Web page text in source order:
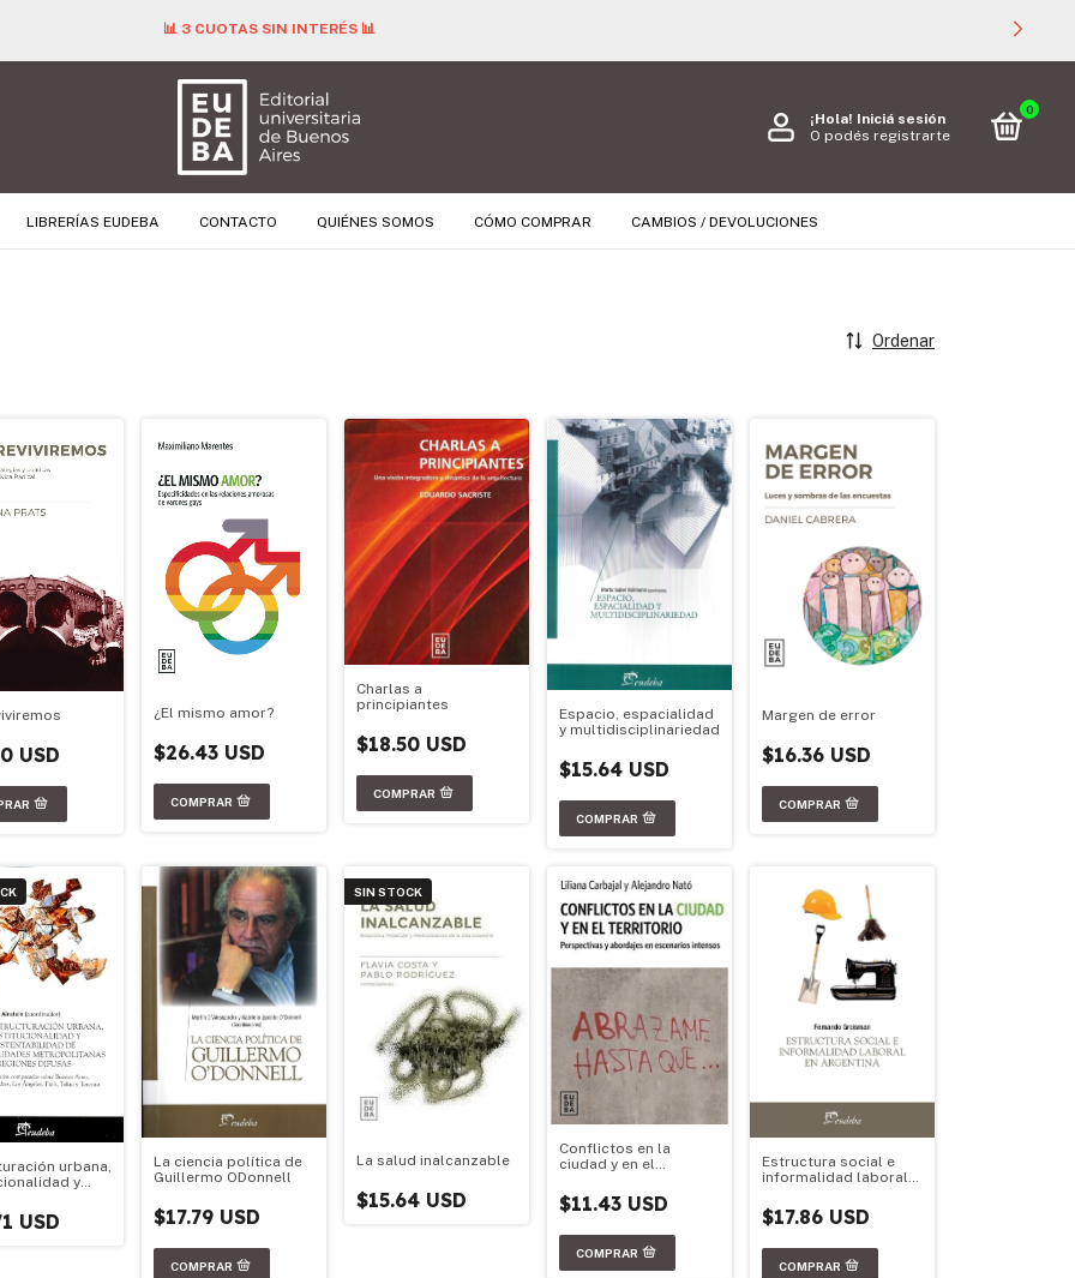
📊 3 CUOTAS SIN INTERÉS 📊
¡Hola! Iniciá sesión
O podés registrarte
0
LIBRERÍAS EUDEBA CONTACTO QUIÉNES SOMOS CÓMO COMPRAR CAMBIOS / DEVOLUCIONES
Ordenar
USD
¿El mismo amor?
$26.43 USD
Charlas a
principiantes
$18.50 USD
Espacio, espacialidad
y multidisciplinariedad
$15.64 USD
Margen de error
$16.36 USD
urbana,
y
y
USD
La ciencia política de
Guillermo ODonnell
$17.79 USD
SIN STOCK
La salud inalcanzable
$15.64 USD
Conflictos en la
ciudad y en el
$11.43 USD
Estructura social e
informalidad laboral
$17.86 USD